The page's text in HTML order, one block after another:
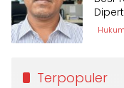
Terpopuler